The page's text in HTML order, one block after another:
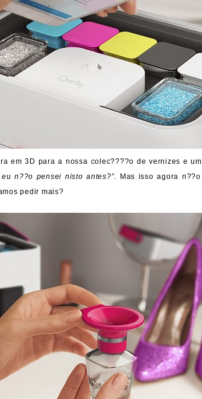
em 3D para a nossa colec????o de vernizes e
eu n??o pensei nisto antes?”. Mas isso agora
pedir mais?